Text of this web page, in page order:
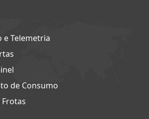
e Telemetria
de Consumo